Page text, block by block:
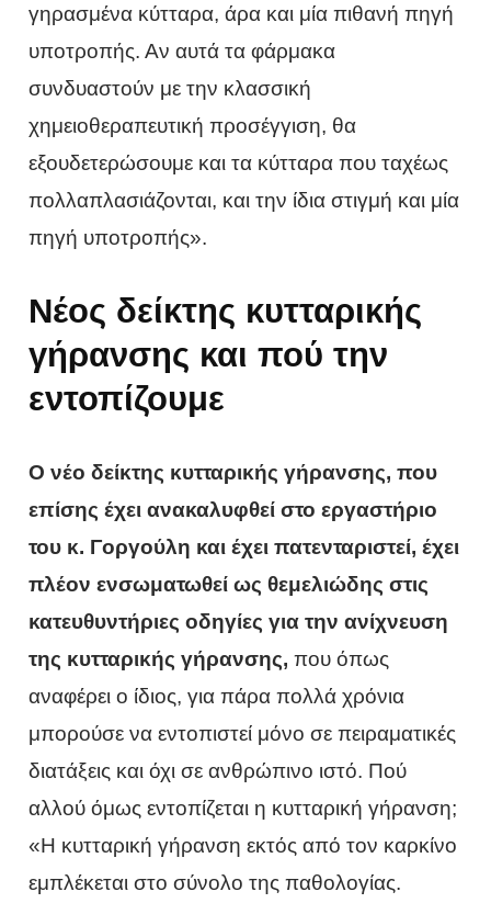
γηρασμένα κύτταρα, άρα και μία πιθανή πηγή
υποτροπής. Αν αυτά τα φάρμακα
συνδυαστούν με την κλασσική
χημειοθεραπευτική προσέγγιση, θα
εξουδετερώσουμε και τα κύτταρα που ταχέως
πολλαπλασιάζονται, και την ίδια στιγμή και μία
πηγή υποτροπής».
Νέος δείκτης κυτταρικής
γήρανσης και πού την
εντοπίζουμε
Ο νέο δείκτης κυτταρικής γήρανσης, που
επίσης έχει ανακαλυφθεί στο εργαστήριο
του κ. Γοργούλη και έχει πατενταριστεί, έχει
πλέον ενσωματωθεί ως θεμελιώδης στις
κατευθυντήριες οδηγίες για την ανίχνευση
της κυτταρικής γήρανσης, που όπως
αναφέρει ο ίδιος, για πάρα πολλά χρόνια
μπορούσε να εντοπιστεί μόνο σε πειραματικές
διατάξεις και όχι σε ανθρώπινο ιστό. Πού
αλλού όμως εντοπίζεται η κυτταρική γήρανση;
«Η κυτταρική γήρανση εκτός από τον καρκίνο
εμπλέκεται στο σύνολο της παθολογίας.